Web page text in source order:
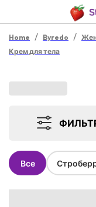
Home / Byredo /
Крем для тела
Все